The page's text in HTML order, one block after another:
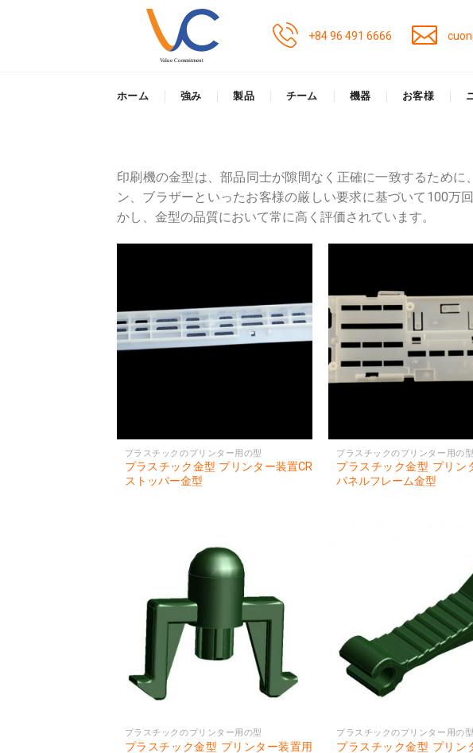
+84 96 491 6666
ホーム 強み 製品 チーム 機器 お客様
印刷機の金型は、部品同士が隙間なく正確に一致するため
ン、ブラザーといったお客様の厳しい要求に基づいて100万
かし、金型の品質において常に高く評価されています。
プラスチックのプリンター用の型
プラスチック金型 プリンター装置CR
ストッパー金型
プラスチックのプリンター用の型
プラスチック金型 プリン
パネルフレーム金型
プラスチックのプリンター用の型
プラスチック金型 プリンター装置用
プラスチックのプリンター用の型
プラスチック金型 プリン